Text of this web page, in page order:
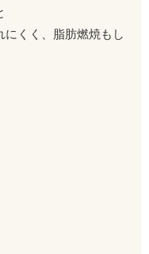
くく、脂肪燃焼もし